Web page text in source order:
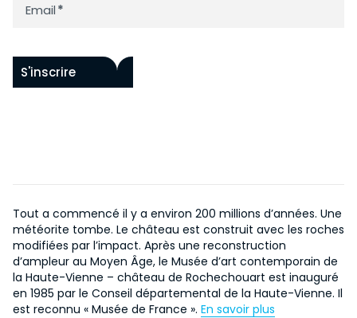
Email*
S'inscrire
Tout a commencé il y a environ 200 millions d’années. Une
météorite tombe. Le château est construit avec les roches
modifiées par l’impact. Après une reconstruction
d’ampleur au Moyen Âge, le Musée d’art contemporain de
la Haute-Vienne – château de Rochechouart est inauguré
en 1985 par le Conseil départemental de la Haute-Vienne. Il
est reconnu « Musée de France ». En savoir plus